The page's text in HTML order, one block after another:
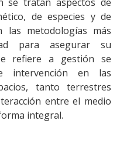
de especies y de
las metodologías más
para asegurar su
refiere a gestión se
intervención en las
tanto terrestres
entre el medio
integral.